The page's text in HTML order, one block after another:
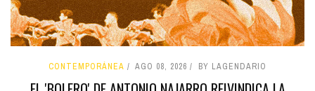
CONTEMPORÁNEA AGO 08, 2026 BY LAGENDARIO